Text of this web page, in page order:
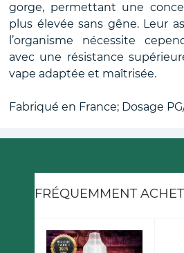
gorge, permettant une
plus élevée sans gêne. Leur
l’organisme nécessite
avec une résistance
vape adaptée et maîtrisée.
Fabriqué en France; Dosage
FRÉQUEMMENT